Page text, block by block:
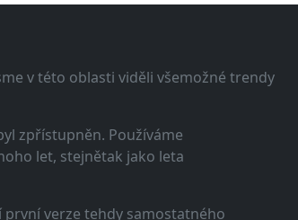
v této oblasti viděli všemožné trendy
zpřístupněn. Používáme
let, stejnětak jako leta
první verze tehdy samostatného